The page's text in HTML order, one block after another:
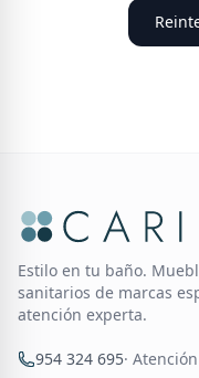
Estilo en tu baño.
sanitarios de marcas
atención experta.
954 324 695·